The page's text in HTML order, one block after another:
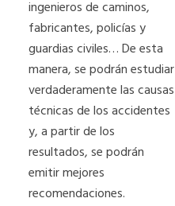
ingenieros de caminos,
fabricantes, policías y
guardias civiles… De esta
manera, se podrán estudiar
verdaderamente las causas
técnicas de los accidentes
y, a partir de los
resultados, se podrán
emitir mejores
recomendaciones.